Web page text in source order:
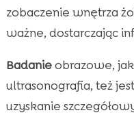
zobaczenie wnętrza
ważne, dostarczając
Badanieobrazowe,
ultrasonografia, też
uzyskanie